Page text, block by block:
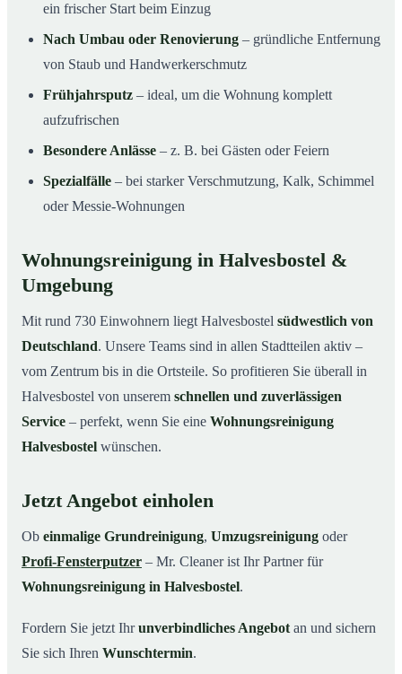
ein frischer Start beim Einzug
Nach Umbau oder Renovierung – gründliche Entfernung
von Staub und Handwerkerschmutz
Frühjahrsputz – ideal, um die Wohnung komplett
aufzufrischen
Besondere Anlässe – z. B. bei Gästen oder Feiern
Spezialfälle – bei starker Verschmutzung, Kalk, Schimmel
oder Messie-Wohnungen
Wohnungsreinigung in Halvesbostel &
Umgebung
Mit rund 730 Einwohnern liegt Halvesbostel südwestlich von
Deutschland. Unsere Teams sind in allen Stadtteilen aktiv –
vom Zentrum bis in die Ortsteile. So profitieren Sie überall in
Halvesbostel von unserem schnellen und zuverlässigen
Service – perfekt, wenn Sie eine Wohnungsreinigung
Halvesbostel wünschen.
Jetzt Angebot einholen
Ob einmalige Grundreinigung, Umzugsreinigung oder
Profi-Fensterputzer – Mr. Cleaner ist Ihr Partner für
Wohnungsreinigung in Halvesbostel.
Fordern Sie jetzt Ihrunverbindliches Angebot an und sichern
Sie sich Ihren Wunschtermin.